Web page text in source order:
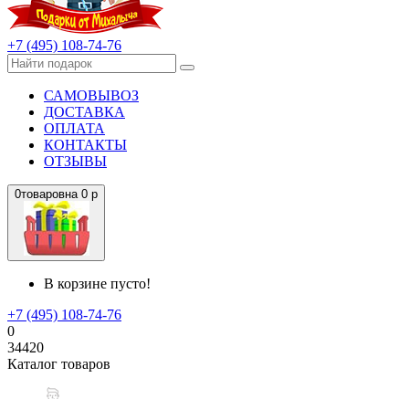
+7 (495) 108-74-76
САМОВЫВОЗ
ДОСТАВКА
ОПЛАТА
КОНТАКТЫ
ОТЗЫВЫ
0товаровна 0 р
В корзине пусто!
+7 (495) 108-74-76
0
34420
Каталог товаров